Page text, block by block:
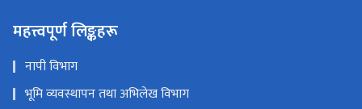
महत्त्वपूर्ण लिङ्कहरू
नापी विभाग
भूमि व्यवस्थापन तथा अभिलेख विभाग